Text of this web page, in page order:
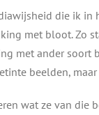
die ik in
met bloot. Zo
met ander soort
beelden,
wat ze van die